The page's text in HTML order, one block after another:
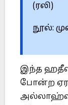
(ரலி)
நூல்:
இந்த
போன்ற